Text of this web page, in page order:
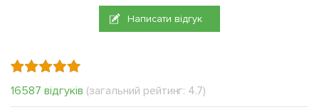
Написати відгук
16587 відгуків (загальний рейтинг: 4.7)